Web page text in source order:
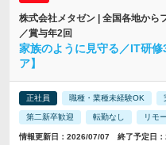
株式会社メタゼン | 全国各地から
／賞与年2回
家族のように見守る／IT研
ア】
正社員 職種・業種未経験OK
第二新卒歓迎 転勤なし リモ
情報更新日：2026/07/07 終了予定日